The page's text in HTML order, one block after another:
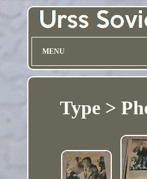
MENU
Type >